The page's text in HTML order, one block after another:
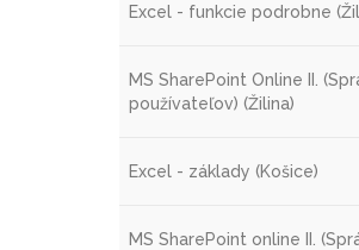
Excel - funkcie podrobne
MS SharePoint Online II.
používateľov) (Žilina)
Excel - základy (Košice)
MS SharePoint online II.